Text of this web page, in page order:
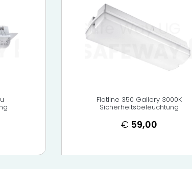
Flatline 350 Gallery 3000K
Sicherheitsbeleuchtung
€ 59,00